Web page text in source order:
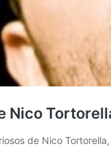
Nico
de Nico